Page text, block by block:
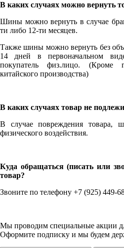
В каких случаях можно вернуть
Шины можно вернуть в случае
ти либо 12-ти месяцев.
Также шины можно вернуть без
14 дней в первоначальном
покупатель физ.лицо.
китайского производства)
В каких случаях товар не
В случае повреждения товара,
физического воздействия.
Куда обращаться (писать или
товар?
Звоните по телефону +7 (925) 449-
Мы проводим специальные акции
Оформите подписку и мы будем